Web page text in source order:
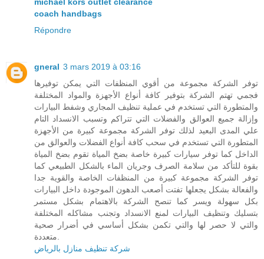
coach handbags
Répondre
gneral 3 mars 2019 à 03:16
توفر الشركة مجموعة من أقوي المنظفات التي يمكن توفيرها
فجمي تهتم الشركة بتوفير كافة أنواع الأجهزة والمواد المختلفة
والمتطورة التي تستخدم في عملية تنظيف المجاري وشفط البيارات
وإزالة جميع العوالق والفضلات التي تتراكم وتسبب الانسداد التام
علي المدى البعيد لذلك توفر الشركة مجموعة كبيرة من الأجهزة
المتطورة التي تستخدم في سحب كافة أنواع الفضلات والعوالق من
الداخل كما توفر سيارات كبيرة خاصة بضخ المياة تقوم بضخ المياة
بقوة للتأكد من سلامة الصرف وجريان الماء بالشكل الطبيعي كما
توفر الشركة مجموعة كبيرة من المنظفات الخاصة والقوية جدا
والفعالة بشكل يجعلها تفتت أصعب الدهون الموجودة داخل البيارات
بكل سهولة ويسر كما تنصح الشركة بالاهتمام بشكل مستمر
بتسليك وتنظيف البيارات لمنع الانسداد وتجنب مشاكله المختلفة
والتي لا حصر لها والتي تكمن بشكل أساسي في أضرار صحية
شركة تنظيف منازل بالرياض